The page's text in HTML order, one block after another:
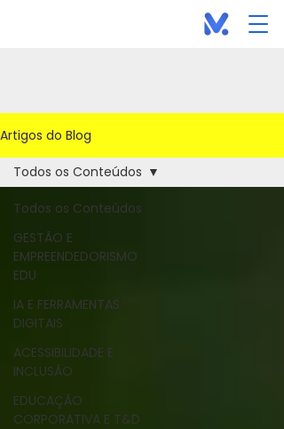
Artigos do Blog
Todos os Conteúdos
GESTÃO E
EMPREENDEDORISMO
EDU
IA E FERRAMENTAS
DIGITAIS
ACESSIBILIDADE E
INCLUSÃO
EDUCAÇÃO
CORPORATIVA E T&D
Todos os Conteúdos